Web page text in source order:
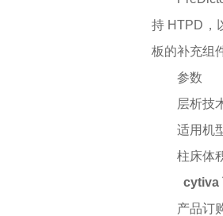
持 HTPD，
板的补充组
参数
层析技
适用机
柱床体
cytiva
产品订